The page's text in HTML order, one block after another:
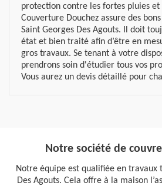
protection contre les fortes pluies et
Couverture Douchez assure des
Saint Georges Des Agouts. Il doit
état et bien traité afin d’être en
gros travaux. Se tenant à votre
prendrons soin d'étudier tous vos
Vous aurez un devis détaillé pour
Notre société de
Notre équipe est qualifiée en travaux
Des Agouts. Cela offre à la maison